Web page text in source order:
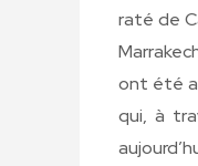
raté de
ont été
qui, à